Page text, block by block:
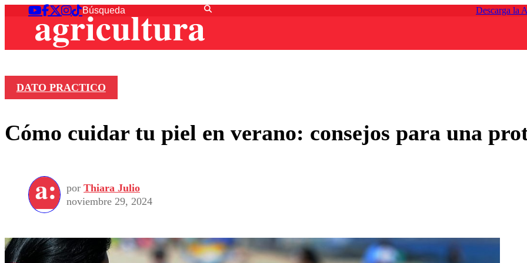
Descarga la
DATO PRACTICO
Cómo cuidar tu piel en verano: consejos para una
por Thiara Julio
noviembre 29, 2024